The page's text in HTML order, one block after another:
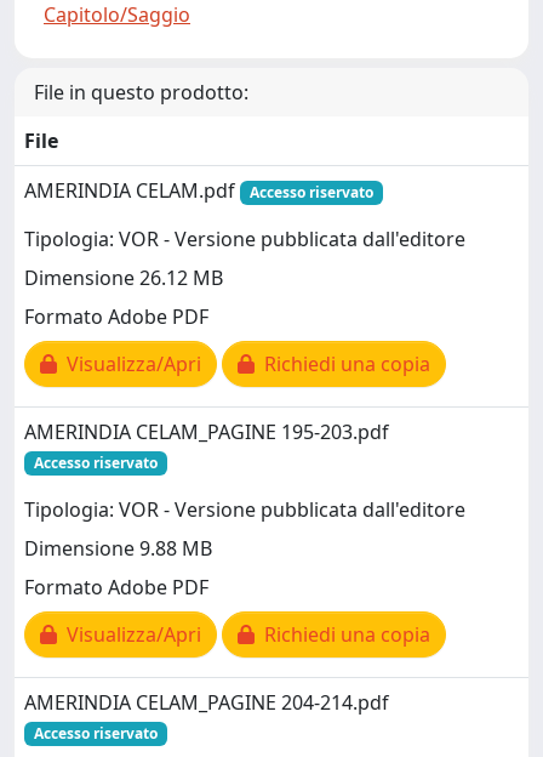
Capitolo/Saggio
File in questo prodotto:
File
AMERINDIA CELAM.pdf
Accesso riservato
Tipologia: VOR - Versione pubblicata dall'editore
Dimensione 26.12 MB
Formato Adobe PDF
Visualizza/Apri
Richiedi una copia
AMERINDIA CELAM_PAGINE 195-203.pdf
Accesso riservato
Tipologia: VOR - Versione pubblicata dall'editore
Dimensione 9.88 MB
Formato Adobe PDF
Visualizza/Apri
Richiedi una copia
AMERINDIA CELAM_PAGINE 204-214.pdf
Accesso riservato